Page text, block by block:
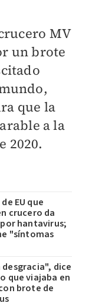
MV
un brote
que la
a la
2020.
EU que
crucero da
hantavirus;
"síntomas
desgracia", dice
que viajaba en
brote de